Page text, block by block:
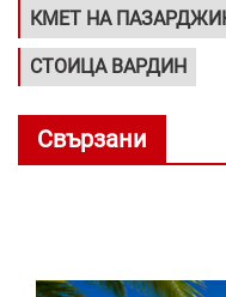
КМЕТ НА
СТОИЦА ВАРДИН
Свързани